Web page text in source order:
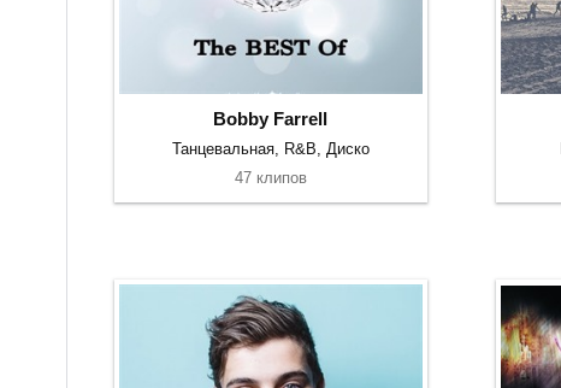
Bobby Farrell
Танцевальная, R&B, Диско
47 клипов